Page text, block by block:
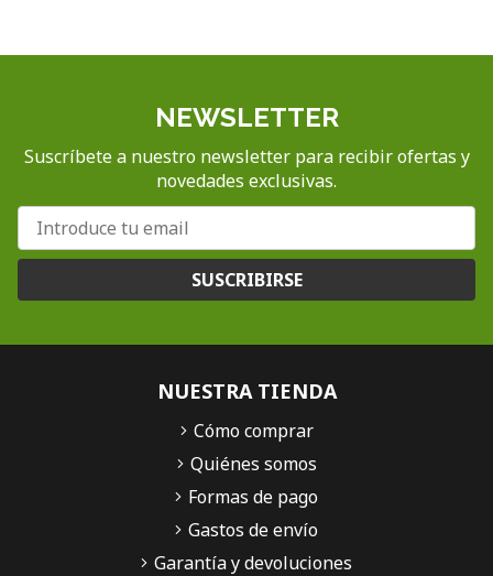
NEWSLETTER
Suscríbete a nuestro newsletter para recibir ofertas y
novedades exclusivas.
SUSCRIBIRSE
NUESTRA TIENDA
Cómo comprar
Quiénes somos
Formas de pago
Gastos de envío
Garantía y devoluciones